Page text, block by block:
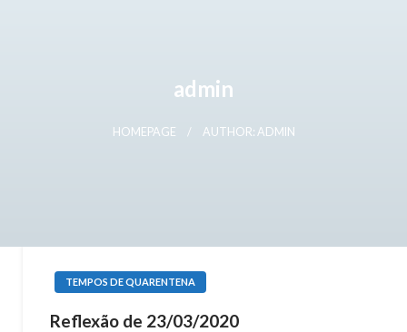
admin
HOMEPAGE AUTHOR: ADMIN
TEMPOS DE QUARENTENA
Reflexão de 23/03/2020